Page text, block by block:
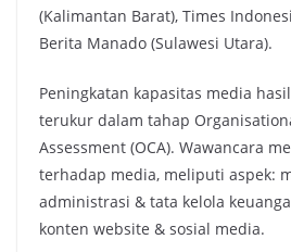
(Kalimantan Barat), Times
Berita Manado (Sulawesi Utara).
Peningkatan kapasitas media
terukur dalam tahap
Assessment (OCA). Wawancara
terhadap media, meliputi aspek:
administrasi & tata kelola
konten website & sosial media.